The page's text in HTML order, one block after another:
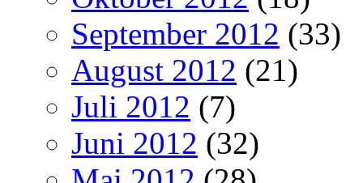
September 2012 (33)
August 2012 (21)
Juli 2012 (7)
Juni 2012 (32)